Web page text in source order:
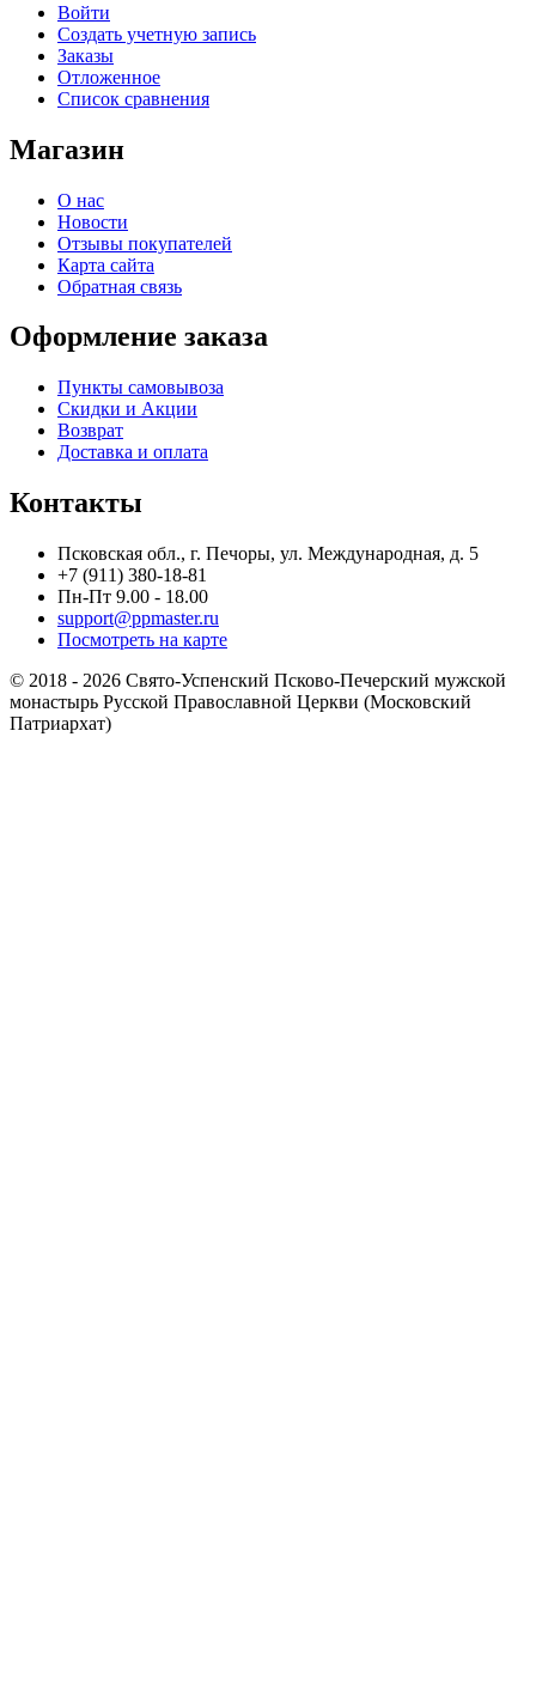
Войти
Создать учетную запись
Заказы
Отложенное
Список сравнения
Магазин
О нас
Новости
Отзывы покупателей
Карта сайта
Обратная связь
Оформление заказа
Пункты самовывоза
Скидки и Акции
Возврат
Доставка и оплата
Контакты
Псковская обл., г. Печоры, ул. Международная, д. 5
+7 (911) 380-18-81
Пн-Пт 9.00 - 18.00
support@ppmaster.ru
Посмотреть на карте
© 2018 - 2026 Свято-Успенский Псково-Печерский мужской
монастырь Русской Православной Церкви (Московский
Патриархат)